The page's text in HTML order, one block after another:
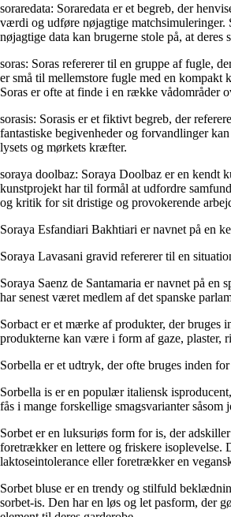
soraredata: Soraredata er et begreb, der
værdi og udføre nøjagtige matchsimuleringer.
nøjagtige data kan brugerne stole på, at
soras: Soras refererer til en gruppe af fugle,
er små til mellemstore fugle med en
Soras er ofte at finde i en række vådområder
sorasis: Sorasis er et fiktivt begreb, der
fantastiske begivenheder og forvandlinger
lysets og mørkets kræfter.
soraya doolbaz: Soraya Doolbaz er en
kunstprojekt har til formål at udfordre
og kritik for sit dristige og provokerende
Soraya Esfandiari Bakhtiari er navnet på en
Soraya Lavasani gravid refererer til en
Soraya Saenz de Santamaria er navnet på
har senest været medlem af det spanske
Sorbact er et mærke af produkter, der bruges
produkterne kan være i form af gaze, plaster,
Sorbella er et udtryk, der ofte bruges inden
Sorbella is er en populær italiensk
fås i mange forskellige smagsvarianter
Sorbet er en luksuriøs form for is, der
foretrækker en lettere og friskere isoplevelse.
laktoseintolerance eller foretrækker en
Sorbet bluse er en trendy og stilfuld
sorbet-is. Den har en løs og let pasform, der